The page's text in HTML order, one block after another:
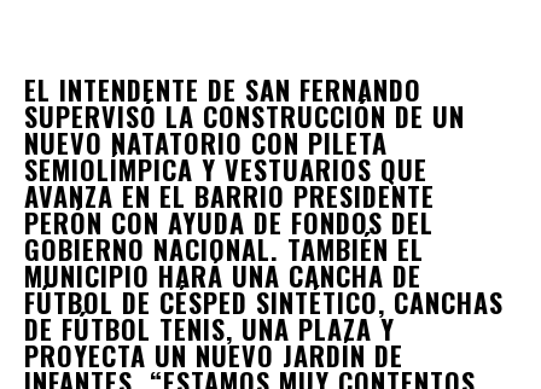
EL INTENDENTE DE SAN FERNANDO
SUPERVISÓ LA CONSTRUCCIÓN DE UN
NUEVO NATATORIO CON PILETA
SEMIOLÍMPICA Y VESTUARIOS QUE
AVANZA EN EL BARRIO PRESIDENTE
PERÓN CON AYUDA DE FONDOS DEL
GOBIERNO NACIONAL. TAMBIÉN EL
MUNICIPIO HARÁ UNA CANCHA DE
FÚTBOL DE CÉSPED SINTÉTICO, CANCHAS
DE FÚTBOL TENIS, UNA PLAZA Y
PROYECTA UN NUEVO JARDÍN DE